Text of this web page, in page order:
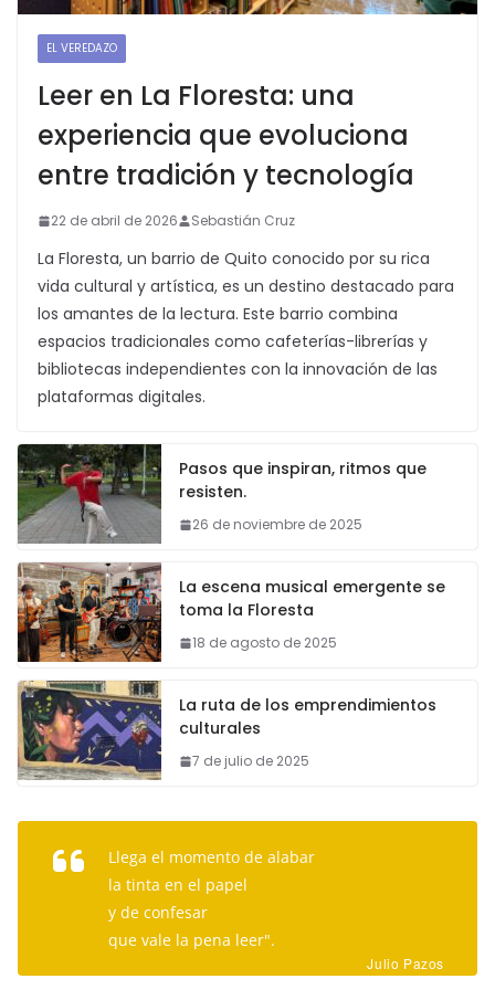
EL VEREDAZO
Leer en La Floresta: una
experiencia que evoluciona
entre tradición y tecnología
22 de abril de 2026 Sebastián Cruz
La Floresta, un barrio de Quito conocido por su rica
vida cultural y artística, es un destino destacado para
los amantes de la lectura. Este barrio combina
espacios tradicionales como cafeterías-librerías y
bibliotecas independientes con la innovación de las
plataformas digitales.
Pasos que inspiran, ritmos que
resisten.
26 de noviembre de 2025
La escena musical emergente se
toma la Floresta
18 de agosto de 2025
La ruta de los emprendimientos
culturales
7 de julio de 2025
Llega el momento de alabar
la tinta en el papel
y de confesar
que vale la pena leer".
Julio Pazos